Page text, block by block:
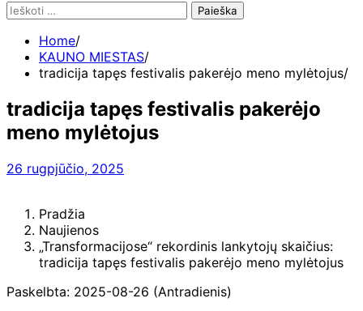
Ieškoti:
Home
KAUNO MIESTAS
tradicija tapęs festivalis pakerėjo meno mylėtojus
tradicija tapęs festivalis pakerėjo
meno mylėtojus
26 rugpjūčio, 2025
Pradžia
Naujienos
„Transformacijose“ rekordinis lankytojų skaičius:
tradicija tapęs festivalis pakerėjo meno mylėtojus
Paskelbta: 2025-08-26 (Antradienis)